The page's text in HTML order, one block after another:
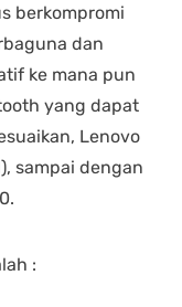
berkompromi
dan
ke mana pun
yang dapat
Lenovo
sampai dengan
: